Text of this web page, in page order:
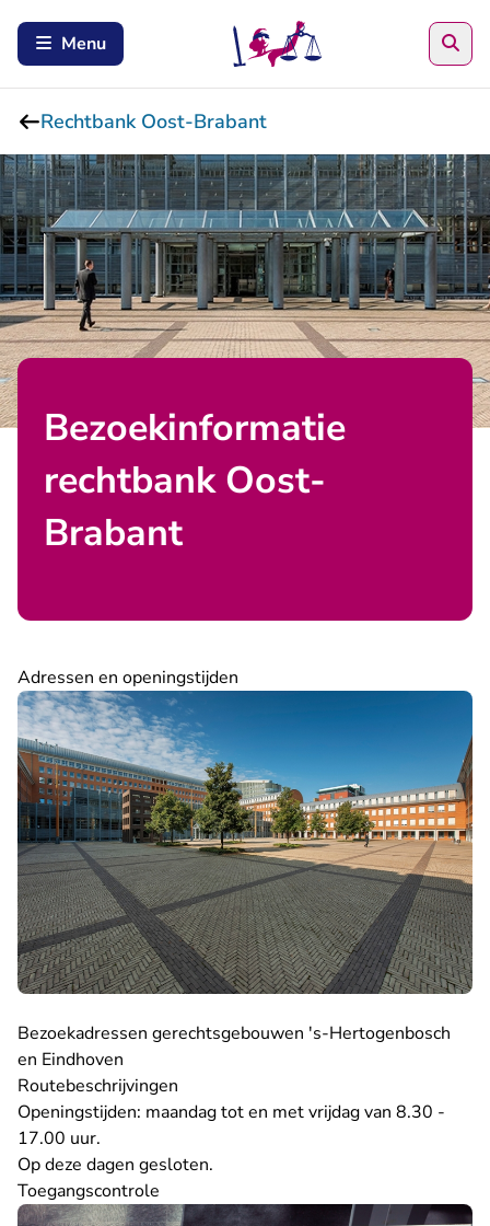
Menu
Rechtbank Oost-Brabant
Bezoekinformatie
rechtbank Oost-
Brabant
Adressen en openingstijden
Bezoekadressen gerechtsgebouwen 's-Hertogenbosch
en Eindhoven
Routebeschrijvingen
Openingstijden: maandag tot en met vrijdag van 8.30 -
17.00 uur.
Opdeze dagen gesloten.
Toegangscontrole